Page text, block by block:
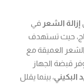
إزالة الشعر في
حيث تستهدف
العميقة مع
قبضة الجهاز
البكيني، بينما يقلل